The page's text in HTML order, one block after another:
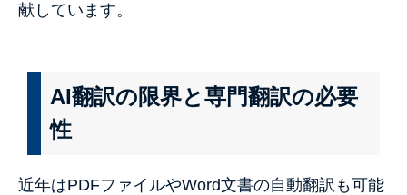
献しています。
AI翻訳の限界と専門翻訳の必要
性
近年はPDFファイルやWord文書の自動翻訳も可能